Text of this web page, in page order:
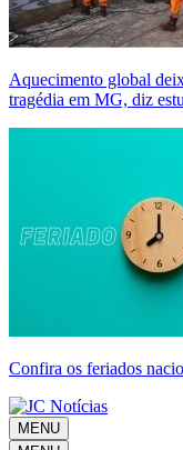
Aquecimento global
tragédia em MG, diz
Confira os feriados
MENU